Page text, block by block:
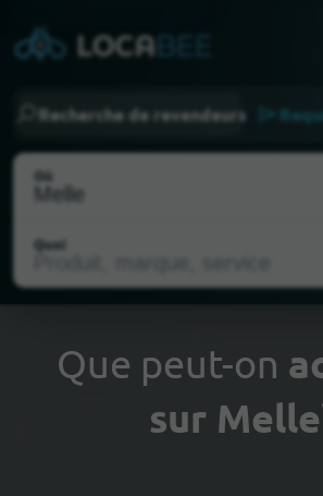
Recherche de revendeurs
Où
Quoi
Choisir ma localisation
Que peut-on
sur